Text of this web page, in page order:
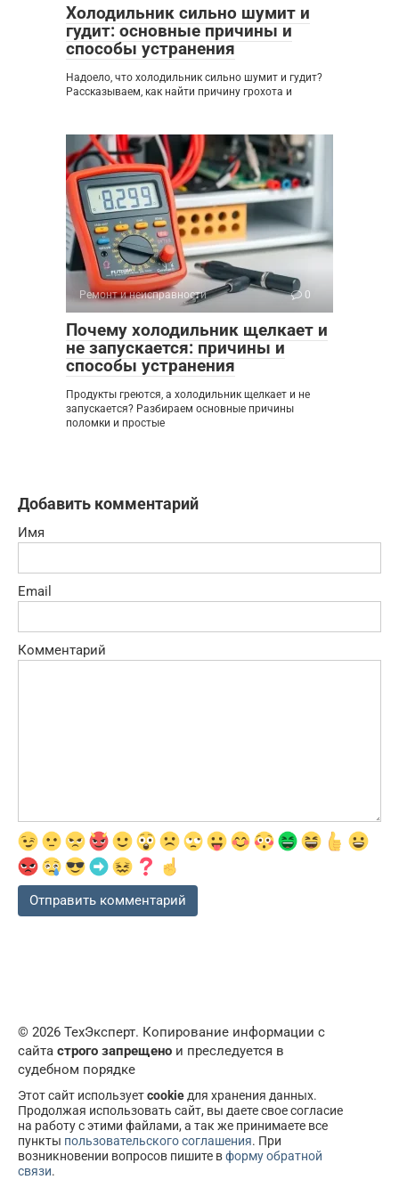
Холодильник сильно шумит и
гудит: основные причины и
способы устранения
Надоело, что холодильник сильно шумит и гудит?
Рассказываем, как найти причину грохота и
Ремонт и неисправности 0
Почему холодильник щелкает и
не запускается: причины и
способы устранения
Продукты греются, а холодильник щелкает и не
запускается? Разбираем основные причины
поломки и простые
Добавить комментарий
Имя
Email
Комментарий
© 2026 ТехЭксперт. Копирование информации с
сайта строго запрещено и преследуется в
судебном порядке
Этот сайт используетcookieдля хранения данных.
Продолжая использовать сайт, вы даете свое согласие
на работу с этими файлами, а так же принимаете все
пункты пользовательского соглашения. При
возникновении вопросов пишите вформу обратной
связи.